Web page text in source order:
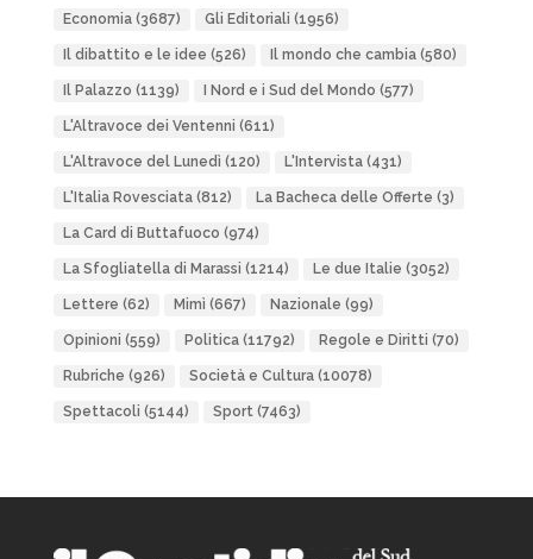
Economia(3687) Gli Editoriali (1956)
Il dibattito e le idee (526) Il mondo che cambia(580)
Il Palazzo (1139) I Nord e i Sud del Mondo (577)
L'Altravoce dei Ventenni (611)
L'Altravoce del Lunedì (120) L'Intervista(431)
L'Italia Rovesciata(812) La Bacheca delle Offerte (3)
La Card di Buttafuoco (974)
La Sfogliatella di Marassi (1214) Le due Italie (3052)
Lettere (62) Mimì (667) Nazionale (99)
Opinioni (559) Politica(11792) Regole e Diritti (70)
Rubriche (926) Società e Cultura(10078)
Spettacoli (5144) Sport(7463)